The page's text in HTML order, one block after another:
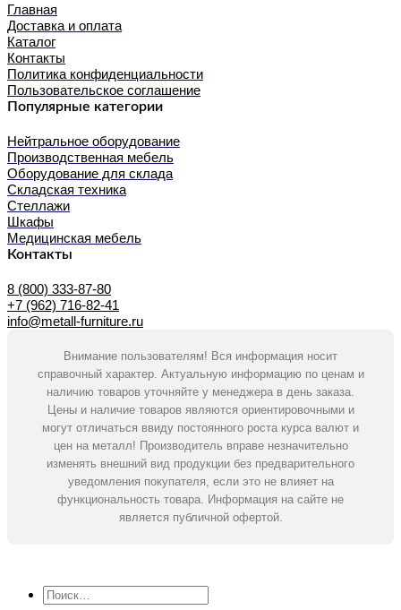
Главная
Доставка и оплата
Каталог
Контакты
Политика конфиденциальности
Пользовательское соглашение
Популярные категории
Нейтральное оборудование
Производственная мебель
Оборудование для склада
Складская техника
Стеллажи
Шкафы
Медицинская мебель
Контакты
8 (800) 333-87-80
+7 (962) 716-82-41
info@metall-furniture.ru
Внимание пользователям! Вся информация носит
справочный характер. Актуальную информацию по ценам и
наличию товаров уточняйте у менеджера в день заказа.
Цены и наличие товаров являются ориентировочными и
могут отличаться ввиду постоянного роста курса валют и
цен на металл! Производитель вправе незначительно
изменять внешний вид продукции без предварительного
уведомления покупателя, если это не влияет на
функциональность товара. Информация на сайте не
является публичной офертой.
Искать: